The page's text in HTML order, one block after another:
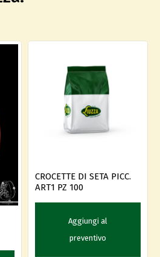
CROCETTE DI SETA PICC.
ART1 PZ 100
Aggiungi al
preventivo